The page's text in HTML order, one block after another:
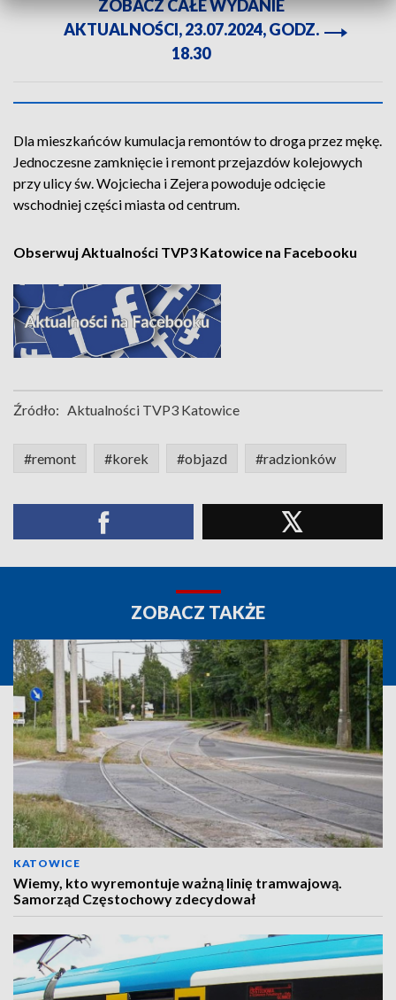
ZOBACZ CAŁE WYDANIE
AKTUALNOŚCI, 23.07.2024, GODZ.
18.30
Dla mieszkańców kumulacja remontów to droga przez mękę.
Jednoczesne zamknięcie i remont przejazdów kolejowych
przy ulicy św. Wojciecha i Zejera powoduje odcięcie
wschodniej części miasta od centrum.
Obserwuj Aktualności TVP3 Katowice na Facebooku
Źródło: Aktualności TVP3 Katowice
#remont #korek #objazd #radzionków
ZOBACZ TAKŻE
KATOWICE
Wiemy, kto wyremontuje ważną linię tramwajową.
Samorząd Częstochowy zdecydował